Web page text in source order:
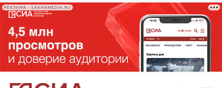
РЕКЛАМА • SAKHAMEDIA.RU